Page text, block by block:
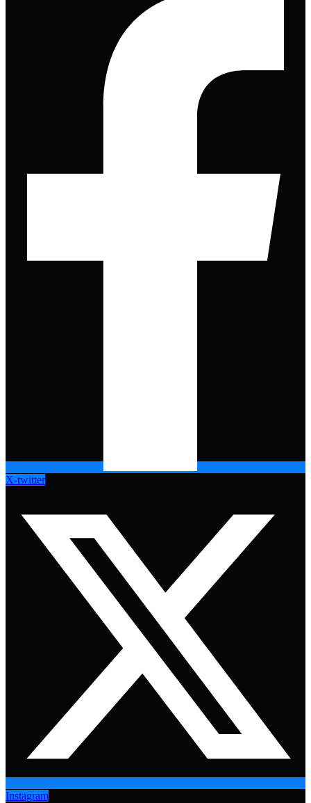
X-twitter
Instagram